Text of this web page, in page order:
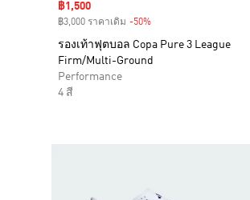
Sale price
฿1,500
฿3,000 ราคาเดิม -50%
รองเท้าฟุตบอล Copa Pure 3 League
Firm/Multi-Ground
Performance
4 สี